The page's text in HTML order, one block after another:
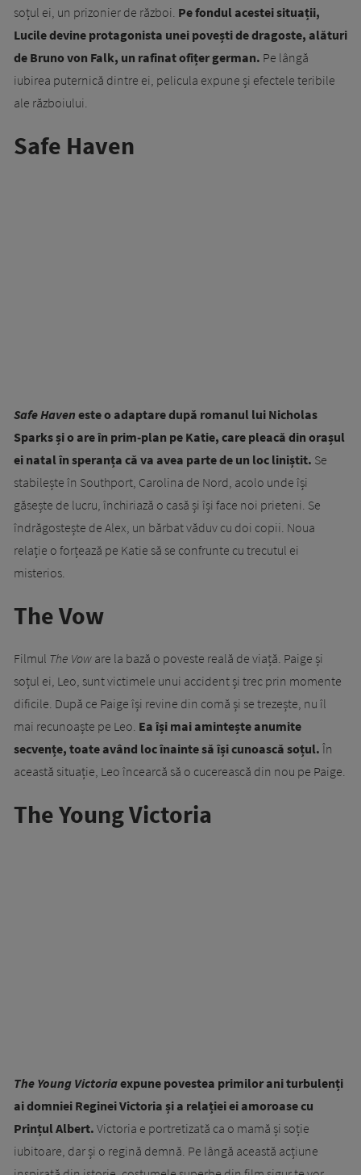
soțul ei, un prizonier de război. Pe fondul acestei situații,
Lucile devine protagonista unei povești de dragoste, alături
de Bruno von Falk, un rafinat ofițer german. Pe lângă
iubirea puternică dintre ei, pelicula expune și efectele teribile
ale războiului.
Safe Haven
Safe Haven este o adaptare după romanul lui Nicholas
Sparks și o are în prim-plan pe Katie, care pleacă din orașul
ei natal în speranța că va avea parte de un loc liniștit. Se
stabilește în Southport, Carolina de Nord, acolo unde își
găsește de lucru, închiriază o casă și își face noi prieteni. Se
îndrăgostește de Alex, un bărbat văduv cu doi copii. Noua
relație o forțează pe Katie să se confrunte cu trecutul ei
misterios.
The Vow
Filmul The Vow are la bază o poveste reală de viață. Paige și
soțul ei, Leo, sunt victimele unui accident și trec prin momente
dificile. După ce Paige își revine din comă și se trezește, nu îl
mai recunoaște pe Leo. Ea își mai amintește anumite
secvențe, toate având loc înainte să își cunoască soțul. În
această situație, Leo încearcă să o cucerească din nou pe Paige.
The Young Victoria
The Young Victoriaexpune povestea primilor ani turbulenți
ai domniei Reginei Victoria și a relației ei amoroase cu
Prințul Albert. Victoria e portretizată ca o mamă și soție
iubitoare, dar și o regină demnă. Pe lângă această acțiune